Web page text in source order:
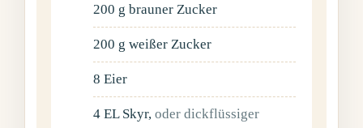
200 g brauner Zucker
200 g weißer Zucker
8 Eier
4 EL Skyr,oder dickflüssiger